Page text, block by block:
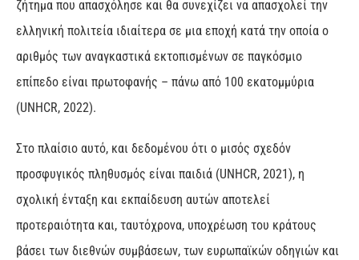
ζήτημα που απασχόλησε και θα συνεχίζει να απασχολεί την
ελληνική πολιτεία ιδιαίτερα σε μια εποχή κατά την οποία ο
αριθμός των αναγκαστικά εκτοπισμένων σε παγκόσμιο
επίπεδο είναι πρωτοφανής – πάνω από 100 εκατομμύρια
(UNHCR, 2022).
Στο πλαίσιο αυτό, και δεδομένου ότι ο μισός σχεδόν
προσφυγικός πληθυσμός είναι παιδιά (UNHCR, 2021), η
σχολική ένταξη και εκπαίδευση αυτών αποτελεί
προτεραιότητα και, ταυτόχρονα, υποχρέωση του κράτους
βάσει των διεθνών συμβάσεων, των ευρωπαϊκών οδηγιών και